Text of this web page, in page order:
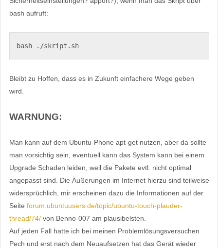
bash aufruft:
bash ./skript.sh
Bleibt zu Hoffen, dass es in Zukunft einfachere Wege geben
wird.
WARNUNG:
Man kann auf dem Ubuntu-Phone apt-get nutzen, aber da sollte
man vorsichtig sein, eventuell kann das System kann bei einem
Upgrade Schaden leiden, weil die Pakete evtl. nicht optimal
angepasst sind. Die Äußerungen im Internet hierzu sind teilweise
widersprüchlich, mir erscheinen dazu die Informationen auf der
Seite forum.ubuntuusers.de/topic/ubuntu-touch-plauder-
thread/74/von Benno-007 am plausibelsten.
Auf jeden Fall hatte ich bei meinen Problemlösungsversuchen
Pech und erst nach dem Neuaufsetzen hat das Gerät wieder